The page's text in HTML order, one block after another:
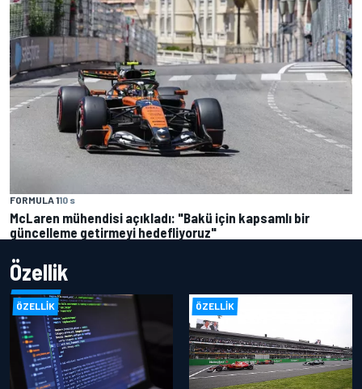
FORMULA 110 s
McLaren mühendisi açıkladı: "Bakü için kapsamlı bir
güncelleme getirmeyi hedefliyoruz"
Özellik
ÖZELLIK ÖZELLIK